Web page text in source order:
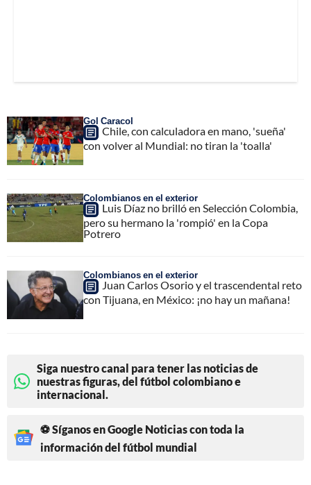
Gol Caracol
Chile, con calculadora en mano, 'sueña'
con volver al Mundial: no tiran la 'toalla'
Colombianos en el exterior
Luis Díaz no brilló en Selección Colombia,
pero su hermano la 'rompió' en la Copa
Potrero
Colombianos en el exterior
Juan Carlos Osorio y el trascendental reto
con Tijuana, en México: ¡no hay un mañana!
Siga nuestro canal para tener las noticias de
nuestras figuras, del fútbol colombiano e
internacional.
⚽ Síganos en Google Noticias con toda la
información del fútbol mundial